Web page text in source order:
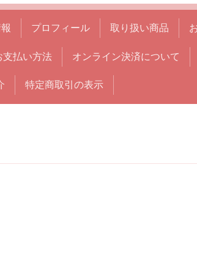
プロフィール 取り扱い商品
支払い方法 オンライン決済について
特定商取引の表示